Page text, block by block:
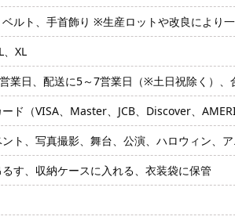
ルト、手首飾り ※生産ロットや改良により
、XL
業日、配送に5～7営業日（※土日祝除く）
ド（VISA、Master、JCB、Discover、
ト、写真撮影、舞台、公演、ハロウィン、
す、収納ケースに入れる、衣装袋に保管